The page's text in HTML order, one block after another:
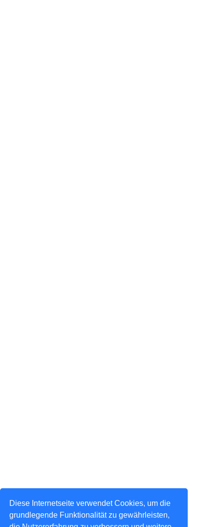
Diese Internetseite verwendet Cookies, um die
grundlegende Funktionalität zu gewährleisten,